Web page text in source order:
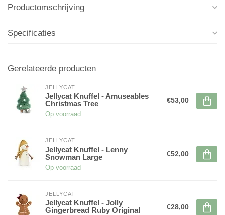
Productomschrijving
Specificaties
Gerelateerde producten
JELLYCAT
Jellycat Knuffel - Amuseables
Christmas Tree
Op voorraad
€53,00
JELLYCAT
Jellycat Knuffel - Lenny
Snowman Large
Op voorraad
€52,00
JELLYCAT
Jellycat Knuffel - Jolly
Gingerbread Ruby Original
€28,00